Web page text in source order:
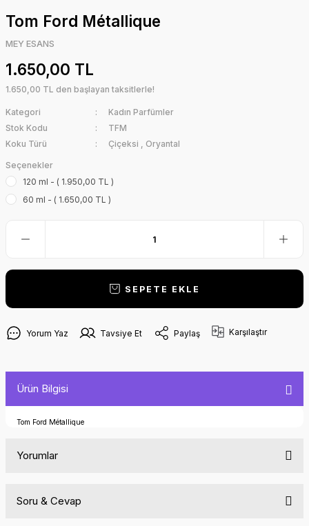
Tom Ford Métallique
MEY ESANS
1.650,00 TL
1.650,00 TL den başlayan taksitlerle!
Kategori
Kadın Parfümler
Stok Kodu
TFM
Koku Türü
Çiçeksi , Oryantal
Seçenekler
120 ml - ( 1.950,00 TL )
60 ml - ( 1.650,00 TL )
SEPETE EKLE
Yorum Yaz Tavsiye Et Paylaş Karşılaştır
Ürün Bilgisi
Tom Ford Métallique
Yorumlar
Soru & Cevap